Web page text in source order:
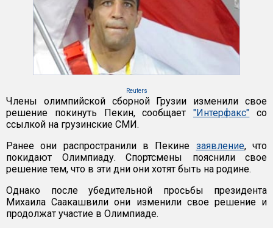
Reuters
Члены олимпийской сборной Грузии изменили свое
решение покинуть Пекин, сообщает"Интерфакс" со
ссылкой на грузинские СМИ.
Ранее они распространили в Пекине заявление, что
покидают Олимпиаду. Спортсмены пояснили свое
решение тем, что в эти дни они хотят быть на родине.
Однако после убедительной просьбы президента
Михаила Саакашвили они изменили свое решение и
продолжат участие в Олимпиаде.